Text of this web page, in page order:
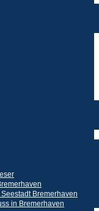
Bremerhaven
in Bremerhaven